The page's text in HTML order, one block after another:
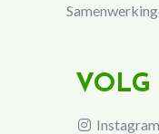
VOLG
Instagram